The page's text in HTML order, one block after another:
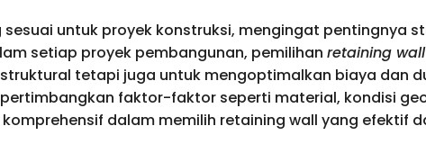
untuk proyek konstruksi, mengingat pentingnya
setiap proyek pembangunan, pemilihanretaining wall
tetapi juga untuk mengoptimalkan biaya dan
faktor-faktor seperti material, kondisi
dalam memilih retaining wall yang efektif